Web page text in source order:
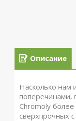
Описание
Насколько нам
поперечинами,
Chromoly
сверхпрочных